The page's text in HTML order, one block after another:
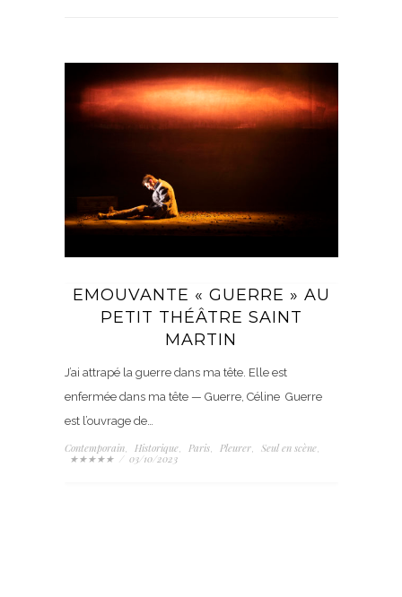
EMOUVANTE « GUERRE » AU
PETIT THÉÂTRE SAINT
MARTIN
J’ai attrapé la guerre dans ma tête. Elle est
enfermée dans ma tête — Guerre, Céline Guerre
est l’ouvrage de…
Contemporain, Historique, Paris, Pleurer, Seul en scène,
★★★★★ / 03/10/2023